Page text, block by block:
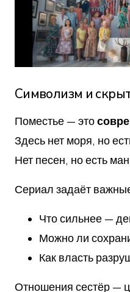
Символизм и
Поместье — это
Здесь нет моря, но
Нет песен, но есть
Сериал задаёт
Что сильнее —
Можно ли
Как власть
Отношения сестёр —